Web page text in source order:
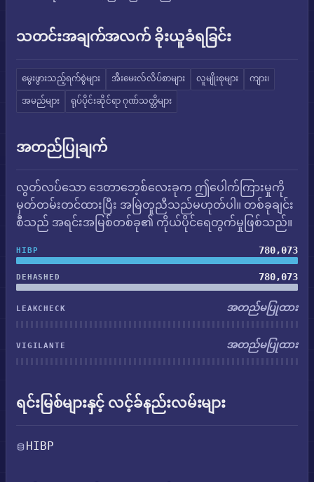
သတင်းအချက်အလက် ခိုးယူခံရခြင်း
မွေးဖွားသည့်ရက်စွဲများ အီးမေးလ်လိပ်စာများ လူမျိုးစုများ ကျား၊
အမည်များ ရုပ်ပိုင်းဆိုင်ရာ ဂုဏ်သတ္တိများ
အတည်ပြုချက်
လွတ်လပ်သော ဒေတာဘေ့စ်လေးခုက ဤပေါက်ကြားမှုကို
မှတ်တမ်းတင်ထားပြီး အမြဲတူညီသည်မဟုတ်ပါ။ တစ်ခုချင်း
စီသည် အရင်းအမြစ်တစ်ခု၏ ကိုယ်ပိုင်ရေတွက်မှုဖြစ်သည်။
HIBP 780,073
DEHASHED 780,073
LEAKCHECK အတည်မပြုထား
VIGILANTE အတည်မပြုထား
ရင်းမြစ်များနှင့် လင့်ခ်နည်းလမ်းများ
HIBP